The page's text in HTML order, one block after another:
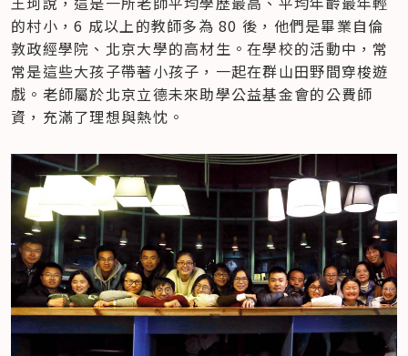
的村小，6 成以上的教師多為 80 後，他們是畢業自倫
敦政經學院、北京大學的高材生。在學校的活動中，常
常是這些大孩子帶著小孩子，一起在群山田野間穿梭遊
戲。老師屬於北京立德未來助學公益基金會的公費師
資，充滿了理想與熱忱。